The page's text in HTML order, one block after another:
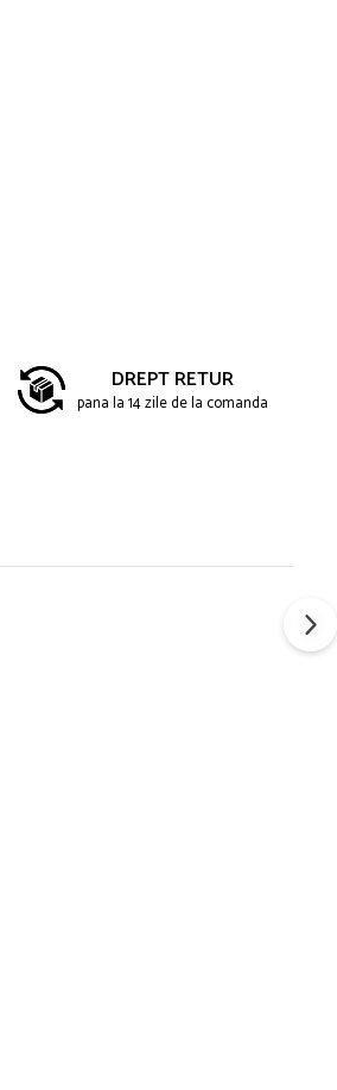
DREPT RETUR
pana la 14 zile de la comanda